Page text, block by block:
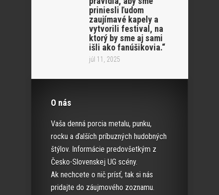
priniesli ľudom
zaujímavé kapely a
vytvorili festival, na
ktorý by sme aj sami
išli ako fanúšikovia.“
júl 11, 2025
O nás
Vaša denná porcia metalu, punku,
rocku a ďalších príbuzných hudobných
štýlov. Informácie predovšetkým z
Česko-Slovenskej UG scény.
Ak nechcete o nič prísť, tak si nás
pridajte do záujmového zoznamu.